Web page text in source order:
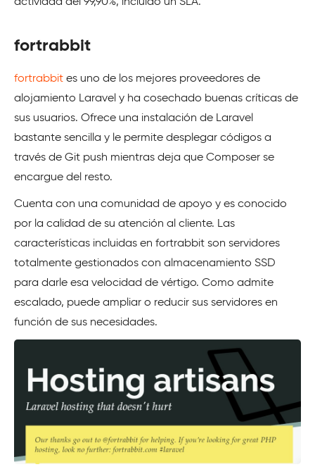
fortrabbit
fortrabbit es uno de los mejores proveedores de
alojamiento Laravel y ha cosechado buenas críticas de
sus usuarios. Ofrece una instalación de Laravel
bastante sencilla y le permite desplegar códigos a
través de Git push mientras deja que Composer se
encargue del resto.
Cuenta con una comunidad de apoyo y es conocido
por la calidad de su atención al cliente. Las
características incluidas en fortrabbit son servidores
totalmente gestionados con almacenamiento SSD
para darle esa velocidad de vértigo. Como admite
escalado, puede ampliar o reducir sus servidores en
función de sus necesidades.